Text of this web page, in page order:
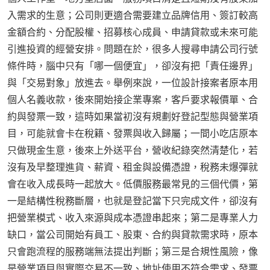
入需求的生意；公司則更適合需要建立品牌信用、簽訂較高
金額合約、分配股權、招募核心成員、申請貸款或未來可能
引進投資的經營安排。問題在於，很多人搜尋申請公司行號
條件時，腦中只有「哪一個便宜」，卻沒有把「責任邊界」
與「交易對象」放進去。舉例來說，一位設計接案者原本用
個人名義收款，後來開始接企業專案，客戶要求報價單、合
約與發票一致，這時如果當初沒有規劃好登記型態與營業項
目，可能就會卡在稅籍、發票與收入歸屬；一間小吃店原本
只做現金生意，後來上外送平台，營收紀錄突然清楚化，若
沒有及早整理進貨、薪資、租金與設備憑證，稅務未爆彈就
會在收入成長時一起放大。低價服務最常見的三個代價，第
一是結構性稅務斷層，也就是登記當下只完成文件，卻沒有
把營業模式、收入來源與成本憑證串起來；第二是專業人力
缺口，當公司開始有員工、股東、合約與貸款需求時，原本
只會跑流程的服務端無法提出判斷；第三是合規性風險，像